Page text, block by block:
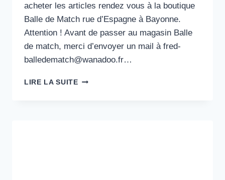
acheter les articles rendez vous à la boutique
Balle de Match rue d’Espagne à Bayonne.
Attention ! Avant de passer au magasin Balle
de match, merci d’envoyer un mail à fred-
balledematch@wanadoo.fr…
LIRE LA SUITEVOTRE